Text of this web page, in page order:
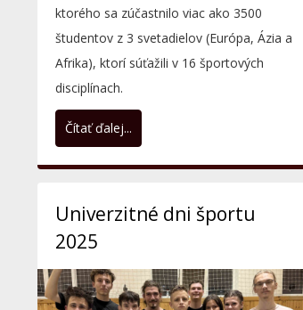
ktorého sa zúčastnilo viac ako 3500
študentov z 3 svetadielov (Európa, Ázia a
Afrika), ktorí súťažili v 16 športových
disciplínach.
Čítať ďalej...
Univerzitné dni športu
2025